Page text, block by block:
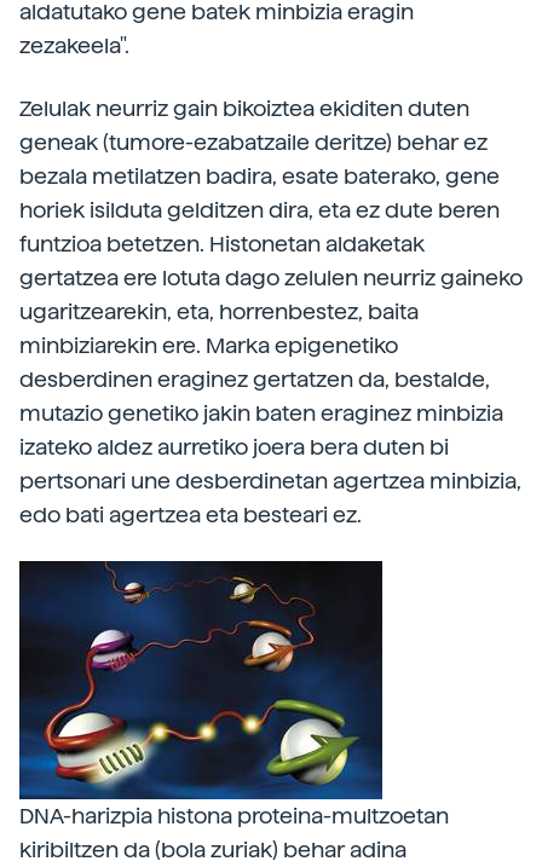
aldatutako gene batek minbizia eragin
zezakeela".
Zelulak neurriz gain bikoiztea ekiditen duten
geneak (tumore-ezabatzaile deritze) behar ez
bezala metilatzen badira, esate baterako, gene
horiek isilduta gelditzen dira, eta ez dute beren
funtzioa betetzen. Histonetan aldaketak
gertatzea ere lotuta dago zelulen neurriz gaineko
ugaritzearekin, eta, horrenbestez, baita
minbiziarekin ere. Marka epigenetiko
desberdinen eraginez gertatzen da, bestalde,
mutazio genetiko jakin baten eraginez minbizia
izateko aldez aurretiko joera bera duten bi
pertsonari une desberdinetan agertzea minbizia,
edo bati agertzea eta besteari ez.
DNA-harizpia histona proteina-multzoetan
kiribiltzen da (bola zuriak) behar adina